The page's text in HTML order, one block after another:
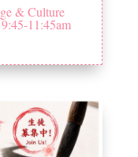
& Culture
11:45am